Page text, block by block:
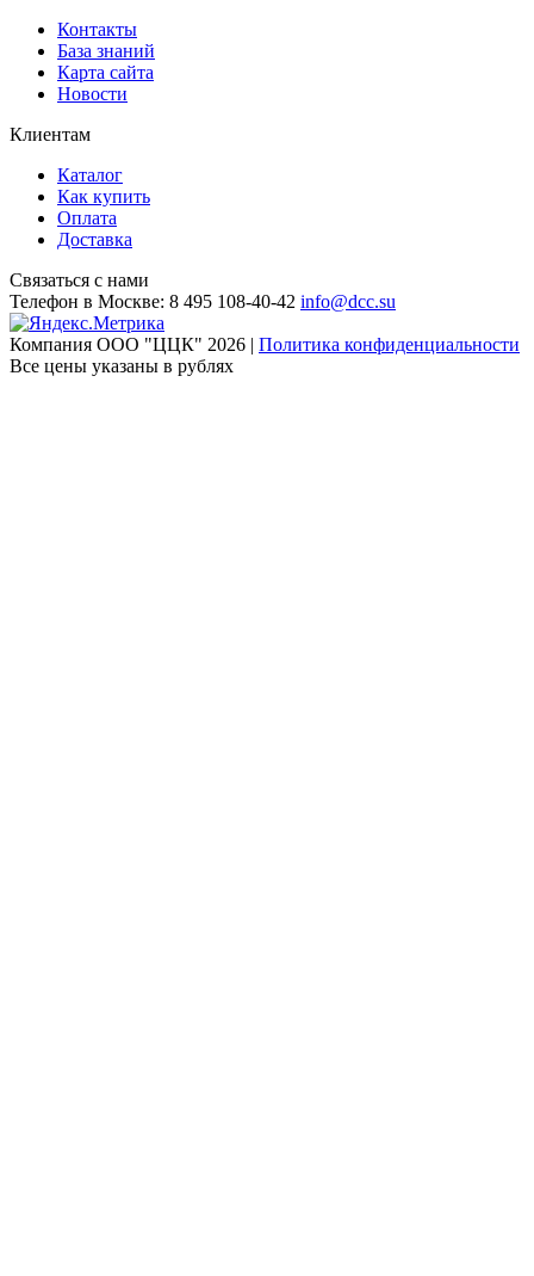
Контакты
База знаний
Карта сайта
Новости
Клиентам
Каталог
Как купить
Оплата
Доставка
Связаться с нами
Телефон в Москве: 8 495 108-40-42 info@dcc.su
Компания ООО "ЦЦК" 2026 | Политика конфиденциальности
Все цены указаны в рублях